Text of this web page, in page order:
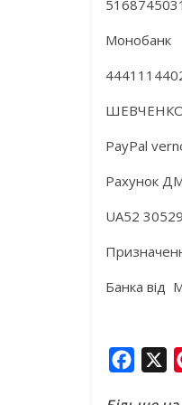
Монобанк
ШЕВЧЕНКО
PayPal
Рахунок
UA52
Банка від